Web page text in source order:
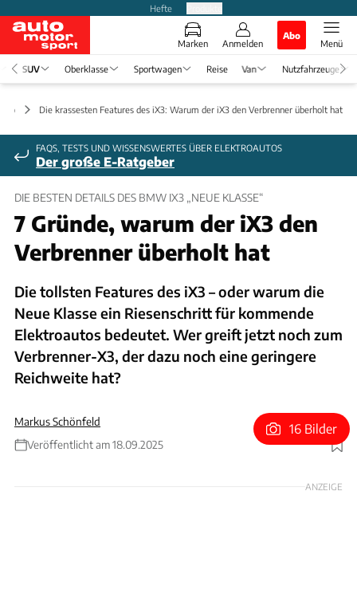
Hefte
Marken Anmelden
Abo
Menü
SUV Oberklasse Sportwagen Reise Van Nutzfahrzeuge
Die krassesten Features des iX3: Warum der iX3 den Verbrenner überholt hat
FAQS, TESTS UND WISSENSWERTES ÜBER ELEKTROAUTOS
Der große E-Ratgeber
DIE BESTEN DETAILS DES BMW IX3 „NEUE KLASSE“
7 Gründe, warum der iX3 den
Verbrenner überholt hat
Die tollsten Features des iX3 – oder warum die
Neue Klasse ein Riesenschritt für kommende
Elektroautos bedeutet. Wer greift jetzt noch zum
Verbrenner-X3, der dazu noch eine geringere
Reichweite hat?
Markus Schönfeld
Veröffentlicht am 18.09.2025
Foto: BMW / Schönfeld
16 Bilder
ANZEIGE